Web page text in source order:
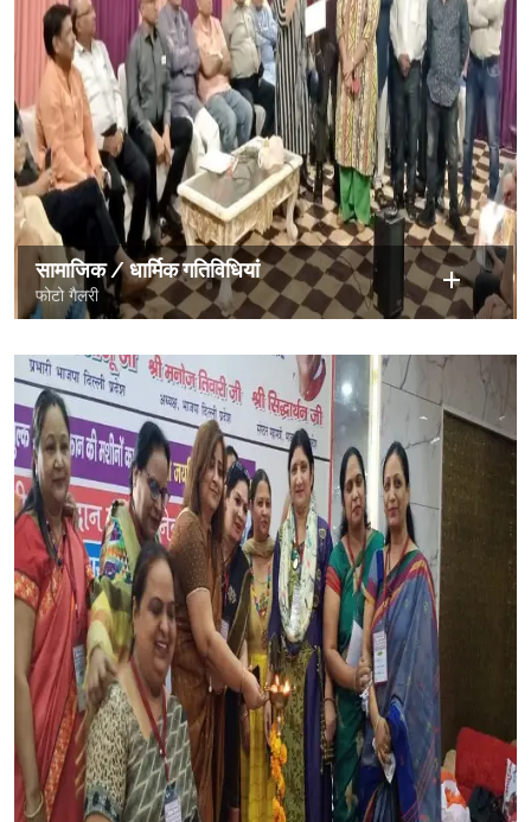
सामाजिक / धार्मिक गतिविधियां
फोटो गैलरी